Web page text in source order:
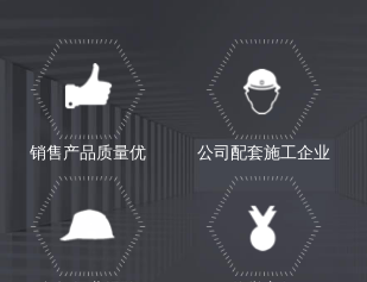
销售产品质量优 公司配套施工企业